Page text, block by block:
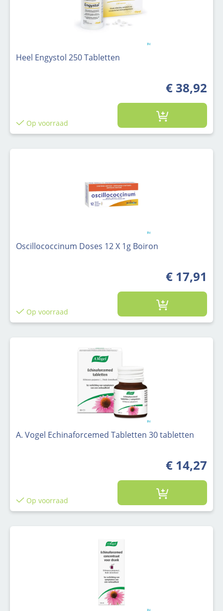
Heel Engystol 250 Tabletten
€ 38,92
Op voorraad
Oscillococcinum Doses 12 X 1g Boiron
€ 17,91
Op voorraad
A. Vogel Echinaforcemed Tabletten 30 tabletten
€ 14,27
Op voorraad